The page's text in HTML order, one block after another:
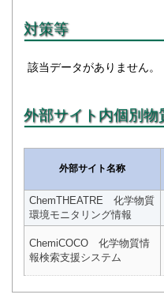
対策等
該当データがありません。
外部サイト内個別物
外部サイト名称
ChemTHEATRE 化学物質
環境モニタリング情報
ChemiCOCO 化学物質情
報検索支援システム